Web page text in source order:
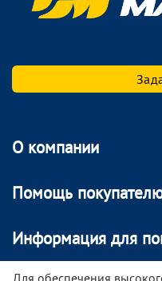
О компании
Помощь
Информация для
МОБИЛЬНОЕ